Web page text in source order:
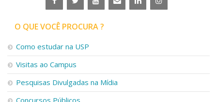
Pós-doutorado
Iniciação Científica
Transferência de Tecnologia
Empresas Juniores
Extensão à Comunidade
Projetos, Programas e Cursos
Artes, Cultura e Esportes
Museus e Espaços Interativos
O QUE VOCÊ PROCURA ?
Como estudar na USP
Visitas ao Campus
Pesquisas Divulgadas na Mídia